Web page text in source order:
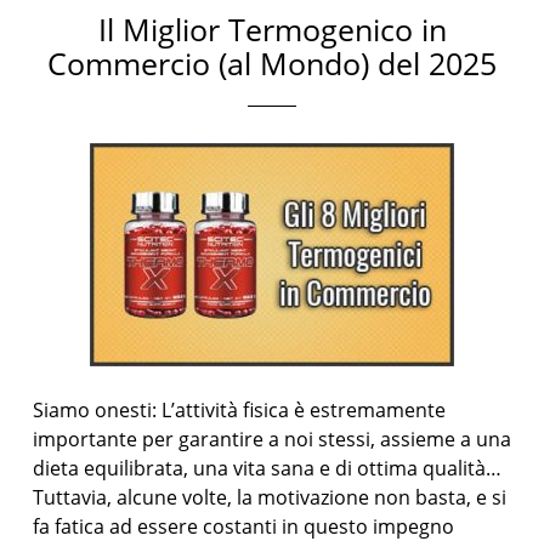
Il Miglior Termogenico in
Commercio (al Mondo) del 2025
Siamo onesti: L’attività fisica è estremamente
importante per garantire a noi stessi, assieme a una
dieta equilibrata, una vita sana e di ottima qualità…
Tuttavia, alcune volte, la motivazione non basta, e si
fa fatica ad essere costanti in questo impegno